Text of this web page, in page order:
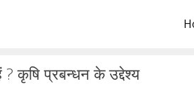
कृषि प्रबन्धन के उद्देश्य